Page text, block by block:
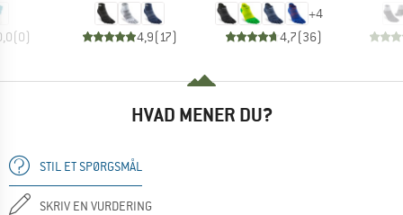
(0) 4,9(17)
+4
4,7(36)
HVAD MENER DU?
STIL ET SPØRGSMÅL
SKRIV EN VURDERING